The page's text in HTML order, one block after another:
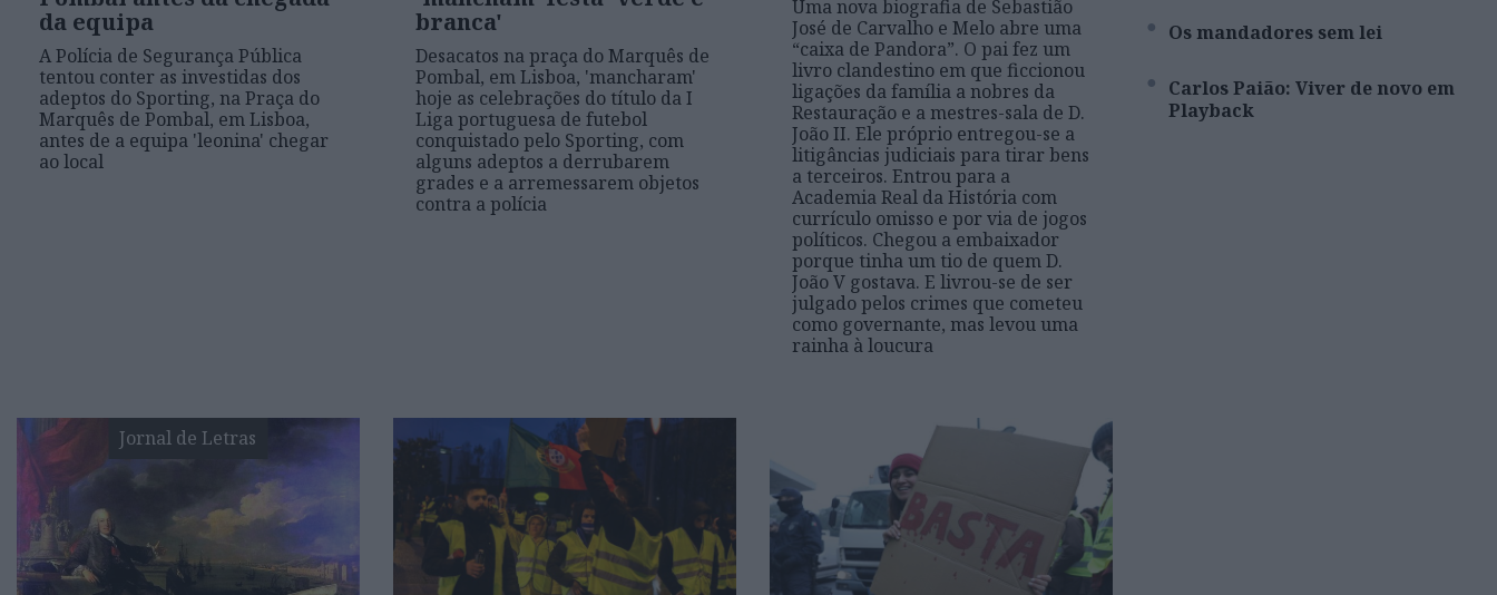
da equipa
A Polícia de Segurança Pública
tentou conter as investidas dos
adeptos do Sporting, na Praça do
Marquês de Pombal, em Lisboa,
antes de a equipa 'leonina' chegar
ao local
branca'
Desacatos na praça do Marquês de
Pombal, em Lisboa, 'mancharam'
hoje as celebrações do título da I
Liga portuguesa de futebol
conquistado pelo Sporting, com
alguns adeptos a derrubarem
grades e a arremessarem objetos
contra a polícia
Uma nova biografia de Sebastião
José de Carvalho e Melo abre uma
“caixa de Pandora”. O pai fez um
livro clandestino em que ficcionou
ligações da família a nobres da
Restauração e a mestres-sala de D.
João II. Ele próprio entregou-se a
litigâncias judiciais para tirar bens
a terceiros. Entrou para a
Academia Real da História com
currículo omisso e por via de jogos
políticos. Chegou a embaixador
porque tinha um tio de quem D.
João V gostava. E livrou-se de ser
julgado pelos crimes que cometeu
como governante, mas levou uma
rainha à loucura
Jornal de Letras
Os mandadores sem lei
Carlos Paião: Viver de novo em
Playback